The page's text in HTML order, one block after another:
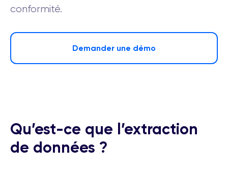
conformité.
Demander une démo
Qu’est-ce que l’extraction
de données ?